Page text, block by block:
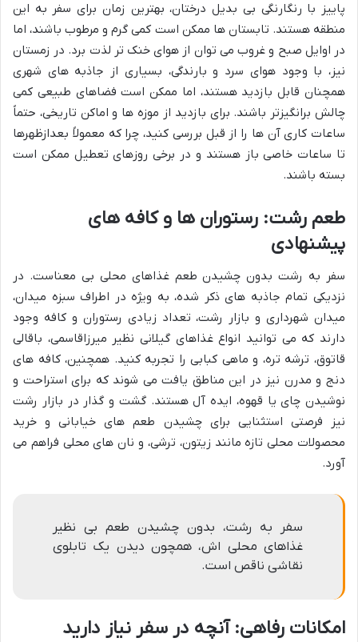
پاییز با رنگارنگی بی بدیل درختان، بهترین زمان برای سفر به این
منطقه هستند. تابستان ها ممکن است کمی گرم و مرطوب باشند، اما
در اوایل صبح و غروب می توان از هوای خنک تر لذت برد. در زمستان
نیز، با وجود هوای سرد و بارندگی، بسیاری از جاذبه های شهری
همچنان قابل بازدید هستند، اما ممکن است فضاهای طبیعی کمی
چالش برانگیزتر باشند. برای بازدید از موزه ها و اماکن تاریخی، حتماً
ساعات کاری آن ها را از قبل بررسی کنید، چرا که معمولاً بعدازظهرها
تا ساعات خاصی باز هستند و در برخی روزهای تعطیل ممکن است
بسته باشند.
طعم رشت: رستوران ها و کافه های
پیشنهادی
سفر به رشت بدون چشیدن طعم غذاهای محلی بی معناست. در
نزدیکی تمام جاذبه های ذکر شده، به ویژه در اطراف سبزه میدان،
میدان شهرداری و بازار رشت، تعداد زیادی رستوران و کافه وجود
دارند که می توانید انواع غذاهای گیلانی نظیر میرزاقاسمی، باقالی
قاتوق، ترشه تره، و ماهی کبابی را تجربه کنید. همچنین، کافه های
دنج و مدرن نیز در این مناطق یافت می شوند که برای استراحت و
نوشیدن چای یا قهوه، ایده آل هستند. گشت و گذار در بازار رشت
نیز فرصتی استثنایی برای چشیدن طعم های خیابانی و خرید
محصولات محلی تازه مانند زیتون، ترشی، و نان های محلی فراهم می
آورد.
سفر به رشت، بدون چشیدن طعم بی نظیر
غذاهای محلی اش، همچون دیدن یک تابلوی
نقاشی ناقص است.
امکانات رفاهی: آنچه در سفر نیاز دارید